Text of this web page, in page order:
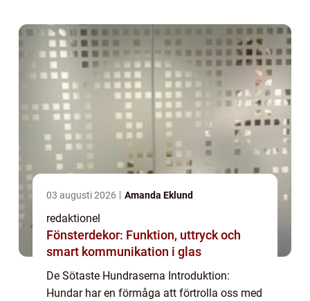
oemotståndliga för må...
03 augusti 2026 Amanda Eklund
redaktionel
Fönsterdekor: Funktion, uttryck och
smart kommunikation i glas
De Sötaste Hundraserna Introduktion:
Hundar har en förmåga att förtrolla oss med